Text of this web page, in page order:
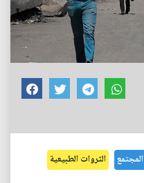
المجتمع الثروات الطبيعية